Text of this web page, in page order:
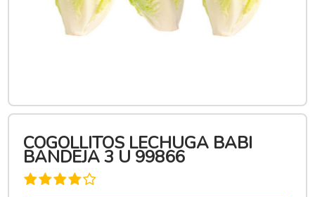
COGOLLITOS LECHUGA BABI
BANDEJA 3 U 99866